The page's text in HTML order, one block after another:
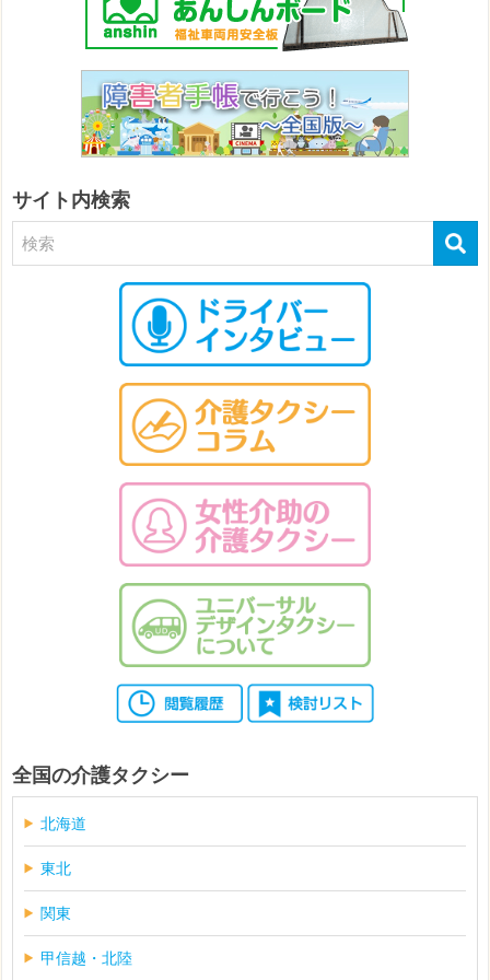
サイト内検索
全国の介護タクシー
北海道
東北
関東
甲信越・北陸